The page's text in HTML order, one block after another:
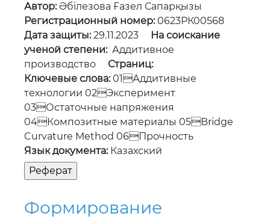
Автор:Әбілезова Ғазел Сапарқызы
Регистрационный номер:0623РК00568
Дата защиты:29.11.2023
На соискание
ученой степени:Аддитивное
производство Страниц:
Ключевые слова:01Аддитивные
технологии 02Эксперимент
03Остаточные напряжения
04Композитные материалы 05Bridge
Curvature Method 06Прочность
Язык документа:Казахский
Формирование